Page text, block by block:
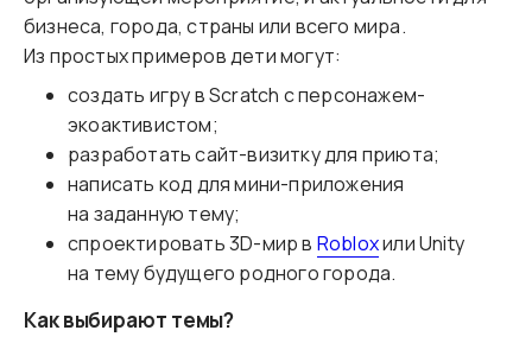
бизнеса, города, страны или всего мира.
Из простых примеров дети могут:
создать игру в Scratch с персонажем-
экоактивистом;
разработать сайт-визитку для приюта;
написать код для мини-приложения
на заданную тему;
спроектировать 3D-мир в Robloxили Unity
на тему будущего родного города.
Как выбирают темы?